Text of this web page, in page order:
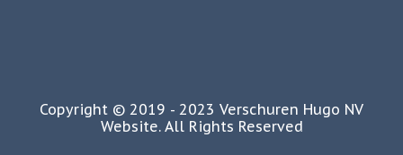
Copyright © 2019 - 2023 Verschuren Hugo NV
Website. All Rights Reserved